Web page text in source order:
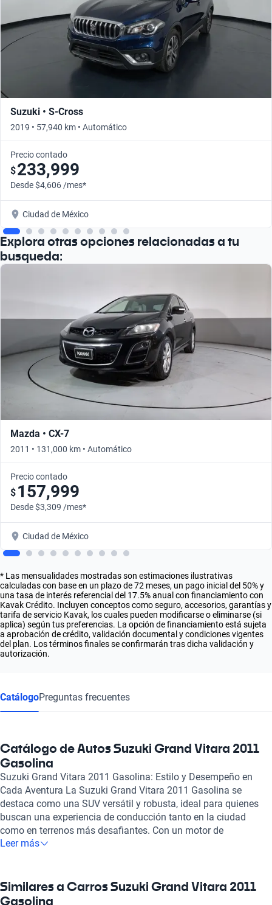
Suzuki • S-Cross
2019 • 57,940 km • Automático
Precio contado
$233,999
Desde $4,606 /mes*
Ciudad de México
Explora otras opciones relacionadas a tu
busqueda:
Mazda • CX-7
2011 • 131,000 km • Automático
Precio contado
$ 157,999
Desde $3,309 /mes*
Ciudad de México
* Las mensualidades mostradas son estimaciones ilustrativas
calculadas con base en un plazo de 72 meses, un pago inicial del 50% y
una tasa de interés referencial del 17.5% anual con financiamiento con
Kavak Crédito. Incluyen conceptos como seguro, accesorios, garantías y
tarifa de servicio Kavak, los cuales pueden modificarse o eliminarse (si
aplica) según tus preferencias. La opción de financiamiento está sujeta
a aprobación de crédito, validación documental y condiciones vigentes
del plan. Los términos finales se confirmarán tras dicha validación y
autorización.
CatálogoPreguntas frecuentes
Catálogo de Autos Suzuki Grand Vitara 2011
Gasolina
Suzuki Grand Vitara 2011 Gasolina: Estilo y Desempeño en
Cada Aventura La Suzuki Grand Vitara 2011 Gasolina se
destaca como una SUV versátil y robusta, ideal para quienes
buscan una experiencia de conducción tanto en la ciudad
como en terrenos más desafiantes. Con un motor de
combustión de 2.4 litros y 4 cilindros, esta SUV ofrece una
velocidad máxima de 180 km/h la convierte en una opción
emocionante para aquellos que disfrutan de la carretera. Este
Leer más
Similares a Carros Suzuki Grand Vitara 2011
Gasolina